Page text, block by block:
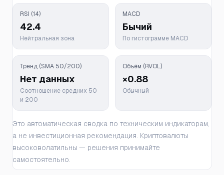
RSI (14)
42.4
Нейтральная зона
MACD
Бычий
По гистограмме MACD
Тренд (SMA 50/200)
Нет данных
Соотношение средних 50
и 200
Объём (RVOL)
×0.88
Обычный
Это автоматическая сводка по техническим индикаторам,
а не инвестиционная рекомендация. Криптовалюты
высоковолатильны — решения принимайте
самостоятельно.